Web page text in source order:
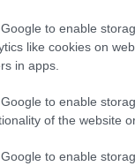
to enable
like cookies on
in apps.
to enable
of the website
to enable